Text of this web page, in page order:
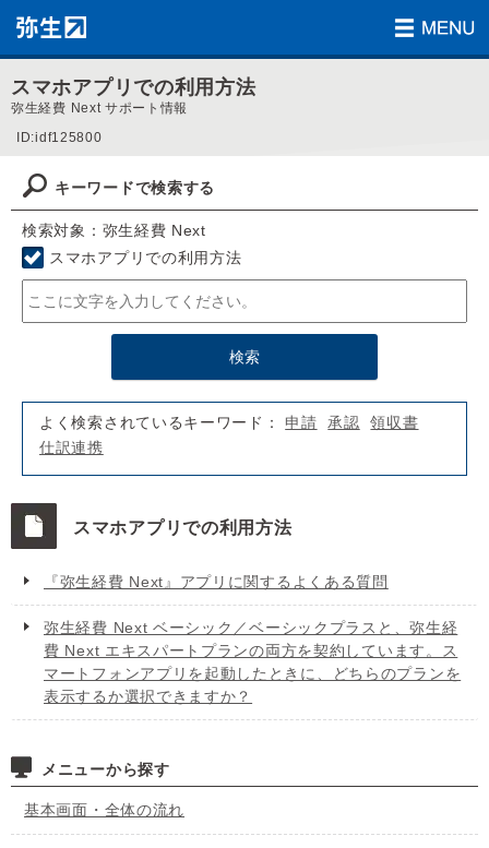
スマホアプリでの利用方法
弥生経費 Next サポート情報
ID:idf125800
キーワードで検索する
検索対象：弥生経費 Next
スマホアプリでの利用方法
よく検索されているキーワード：申請 承認
領収書
仕訳連携
スマホアプリでの利用方法
『弥生経費 Next』アプリに関するよくある質問
弥生経費 Next ベーシック／ベーシックプラスと、弥生経
費 Next エキスパートプランの両方を契約しています。ス
マートフォンアプリを起動したときに、どちらのプランを
表示するか選択できますか？
メニューから探す
基本画面・全体の流れ